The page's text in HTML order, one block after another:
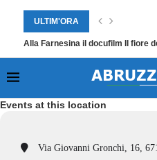
ULTIM'ORA
Alla Farnesina il docufilm Il fiore
Events at this location
Via Giovanni Gronchi, 16,